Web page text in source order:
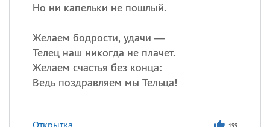
Но ни капельки не пошлый.
Желаем бодрости, удачи —
Телец наш никогда не плачет.
Желаем счастья без конца:
Ведь поздравляем мы Тельца!
Открытка